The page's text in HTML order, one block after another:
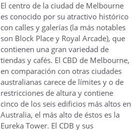
El centro de la ciudad de Melbourne
es conocido por su atractivo histórico
con calles y galerías (la más notables
son Block Place y Royal Arcade), que
contienen una gran variedad de
tiendas y cafés. El CBD de Melbourne,
en comparación con otras ciudades
australianas carece de límites y o de
restricciones de altura y contiene
cinco de los seis edificios más altos en
Australia, el más alto de éstos es la
Eureka Tower. El CDB y sus